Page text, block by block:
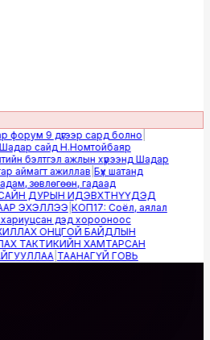
форум 9 дүгээр сард болно|
сайд Н.Номтойбаяр
бэлтгэл ажлын хүрээнд Шадар
аймагт ажиллав|Бүх шатанд
зөвлөгөөн, гадаад
ДУРЫН ИДЭВХТНҮҮДЭД
ЭХЭЛЛЭЭ|КОП17: Соёл, аялал
дэд хорооноос
ОНЦГОЙ БАЙДЛЫН
ТАКТИКИЙН ХАМТАРСАН
|ТААНАГҮЙ ГОВЬ